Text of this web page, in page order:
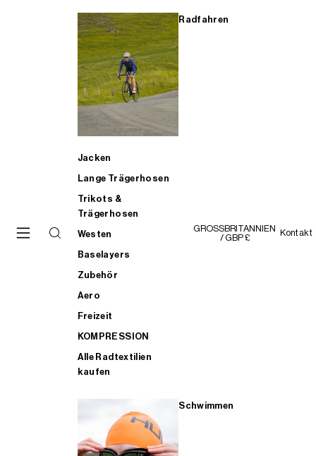
Radfahren
Jacken
Lange Trägerhosen
Trikots &
Trägerhosen
Westen
Baselayers
Zubehör
Aero
Freizeit
KOMPRESSION
Alle Radtextilien
kaufen
Schwimmen
GROSSBRITANNIEN
/ GBP £
Kontakt